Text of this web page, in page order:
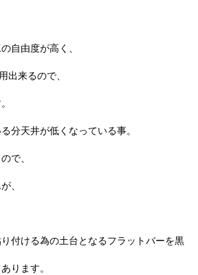
自由度が高く、
出来るので、
分天井が低くなっている事。
で、
、
付ける為の土台となるフラットバーを黒
ります。